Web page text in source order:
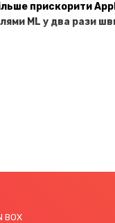
прискорити
ML у два рази
BOX